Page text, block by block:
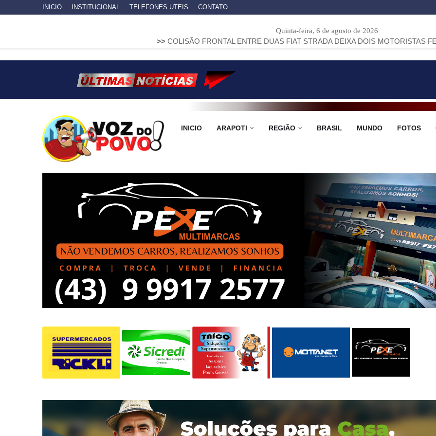
INICIO INSTITUCIONAL TELEFONES UTEIS CONTATO
Quinta-feira, 6 de agosto de 2026
COLISÃO FRONTAL ENTRE DUAS FIAT STRADA DEIXA DOIS MOTORISTAS FERIDOS NA
INICIO ARAPOTI REGIÃO BRASIL MUNDO FOTOS